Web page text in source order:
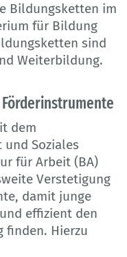
Bildungsketten im
für Bildung
sind
Weiterbildung.
dem
Soziales
für Arbeit (BA)
Verstetigung
damit junge
effizient den
finden. Hierzu